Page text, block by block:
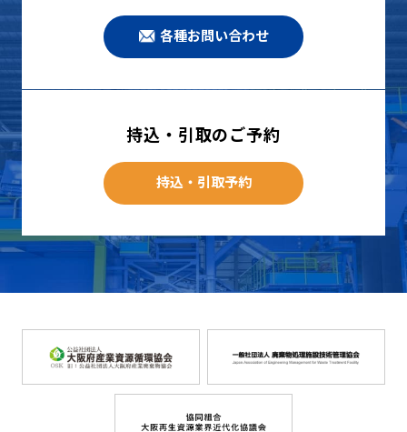
各種お問い合わせ
持込・引取のご予約
持込・引取予約